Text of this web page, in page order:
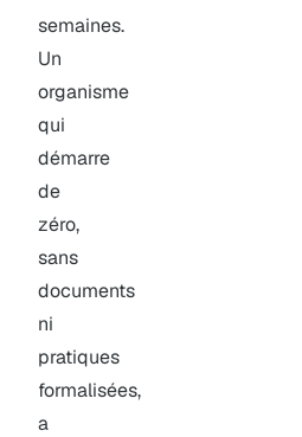
semaines.
Un
organisme
qui
démarre
de
zéro,
sans
documents
ni
pratiques
formalisées,
a